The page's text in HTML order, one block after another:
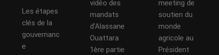
Les étapes
clés de la
gouvernanc
e
vidéo des
mandats
d’Alassane
Ouattara
1ère partie
meeting de
soutien du
monde
agricole au
Président